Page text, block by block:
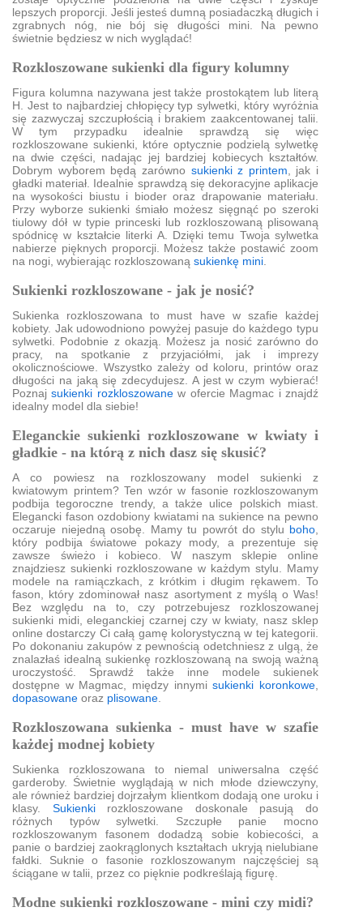
lepszych proporcji. Jeśli jesteś dumną posiadaczką długich i
zgrabnych nóg, nie bój się długości mini. Na pewno
świetnie będziesz w nich wyglądać!
Rozkloszowane sukienki dla figury kolumny
Figura kolumna nazywana jest także prostokątem lub literą
H. Jest to najbardziej chłopięcy typ sylwetki, który wyróżnia
się zazwyczaj szczupłością i brakiem zaakcentowanej talii.
W tym przypadku idealnie sprawdzą się więc
rozkloszowane sukienki, które optycznie podzielą sylwetkę
na dwie części, nadając jej bardziej kobiecych kształtów.
Dobrym wyborem będą zarówno sukienki z printem , jak i
gładki materiał. Idealnie sprawdzą się dekoracyjne aplikacje
na wysokości biustu i bioder oraz drapowanie materiału.
Przy wyborze sukienki śmiało możesz sięgnąć po szeroki
tiulowy dół w typie princeski lub rozkloszowaną plisowaną
spódnicę w kształcie literki A. Dzięki temu Twoja sylwetka
nabierze pięknych proporcji. Możesz także postawić zoom
na nogi, wybierając rozkloszowaną sukienkę mini
Sukienki rozkloszowane - jak je nosić?
Sukienka rozkloszowana to must have w szafie każdej
kobiety. Jak udowodniono powyżej pasuje do każdego typu
sylwetki. Podobnie z okazją. Możesz ja nosić zarówno do
pracy, na spotkanie z przyjaciółmi, jak i imprezy
okolicznościowe. Wszystko zależy od koloru, printów oraz
długości na jaką się zdecydujesz. A jest w czym wybierać!
Poznajsukienki rozkloszowanew ofercie Magmac i znajdź
idealny model dla siebie!
Eleganckie sukienki rozkloszowane w kwiaty i
gładkie - na którą z nich dasz się skusić?
A co powiesz na rozkloszowany model sukienki z
kwiatowym printem? Ten wzór w fasonie rozkloszowanym
podbija tegoroczne trendy, a także ulice polskich miast.
Elegancki fason ozdobiony kwiatami na sukience na pewno
oczaruje niejedną osobę. Mamy tu powrót do stylu boho
który podbija światowe pokazy mody, a prezentuje się
zawsze świeżo i kobieco. W naszym sklepie online
znajdziesz sukienki rozkloszowane w każdym stylu. Mamy
modele na ramiączkach, z krótkim i długim rękawem. To
fason, który zdominował nasz asortyment z myślą o Was!
Bez względu na to, czy potrzebujesz rozkloszowanej
sukienki midi, eleganckiej czarnej czy w kwiaty, nasz sklep
online dostarczy Ci całą gamę kolorystyczną w tej kategorii.
Po dokonaniu zakupów z pewnością odetchniesz z ulgą, że
znalazłaś idealną sukienkę rozkloszowaną na swoją ważną
uroczystość. Sprawdź także inne modele sukienek
dostępne w Magmac, między innymisukienki koronkowe
dopasowane oraz plisowane
Rozkloszowana sukienka - must have w szafie
każdej modnej kobiety
Sukienka rozkloszowana to niemal uniwersalna część
garderoby. Świetnie wyglądają w nich młode dziewczyny,
ale również bardziej dojrzałym klientkom dodają one uroku i
klasy. Sukienkirozkloszowane doskonale pasują do
różnych typów sylwetki. Szczupłe panie mocno
rozkloszowanym fasonem dodadzą sobie kobiecości, a
panie o bardziej zaokrąglonych kształtach ukryją nielubiane
fałdki. Suknie o fasonie rozkloszowanym najczęściej są
ściągane w talii, przez co pięknie podkreślają figurę.
Modne sukienki rozkloszowane - mini czy midi?